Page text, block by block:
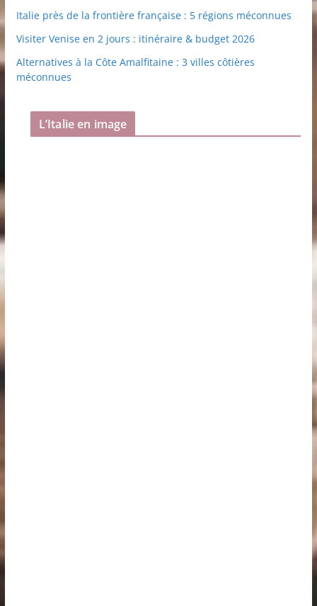
Italie près de la frontière française : 5 régions méconnues
Visiter Venise en 2 jours : itinéraire & budget 2026
Alternatives à la Côte Amalfitaine : 3 villes côtières
méconnues
L’Italie en image